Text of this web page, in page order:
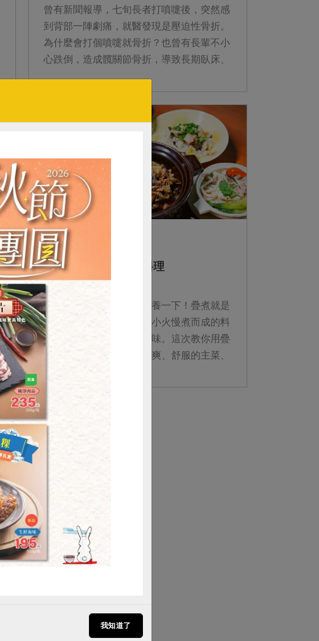
曾有新聞報導，七旬長者打噴嚏後，突然感
到背部一陣劇痛，就醫發現是壓迫性骨折。
為什麼會打個噴嚏就骨折？也曾有長輩不小
心跌倒，造成髖關節骨折，導致長期臥床、
2024-03-05
疊煮概念的「舒」食料理
年過了，腸胃也要好好休養一下！疊煮就是
將不同食材層層交疊，以小火慢煮而成的料
理，能充分提引出食材風味。這次教你用疊
煮概念，變化出一道道清爽、舒服的主菜、
共同購買
我知道了